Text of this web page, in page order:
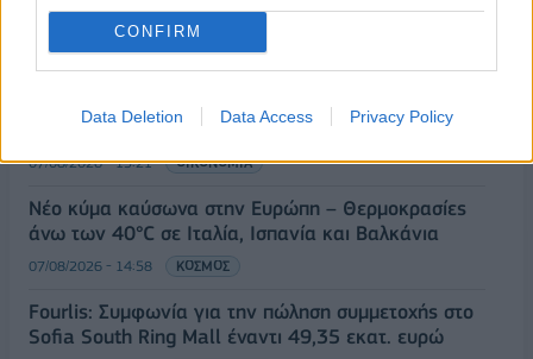
CONFIRM
Data Deletion Data Access Privacy Policy
1,1534 δολάρια
07/08/2026 - 15:45 ΟΙΚΟΝΟΜΙΑ
Χρηματιστήριο: Στις 2.623,19 μονάδες ο Γενικός
Δείκτης Τιμών, με άνοδο 0,57%
07/08/2026 - 15:21 ΟΙΚΟΝΟΜΙΑ
Νέο κύμα καύσωνα στην Ευρώπη – Θερμοκρασίες
άνω των 40°C σε Ιταλία, Ισπανία και Βαλκάνια
07/08/2026 - 14:58 ΚΟΣΜΟΣ
Fourlis: Συμφωνία για την πώληση συμμετοχής στο
Sofia South Ring Mall έναντι 49,35 εκατ. ευρώ